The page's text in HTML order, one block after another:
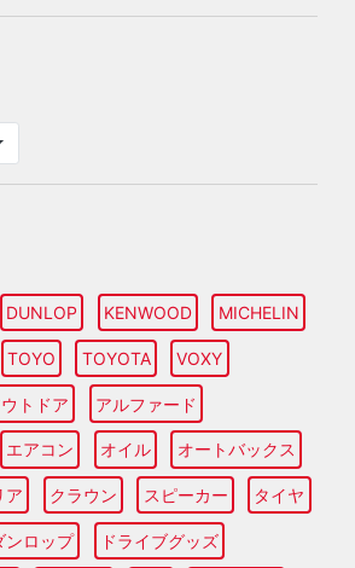
DUNLOP KENWOOD MICHELIN
TOYO TOYOTA VOXY
トドア アルファード
エアコン オイル オートバックス
ア クラウン スピーカー タイヤ
ンロップ ドライブグッズ